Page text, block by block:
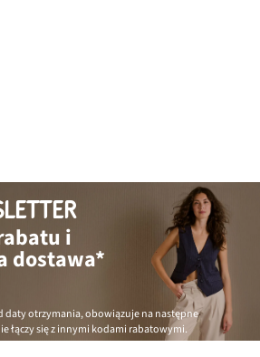
i
dostawa*
daty otrzymania, obowiązuje na następne
łączy się z innymi kodami rabatowymi.